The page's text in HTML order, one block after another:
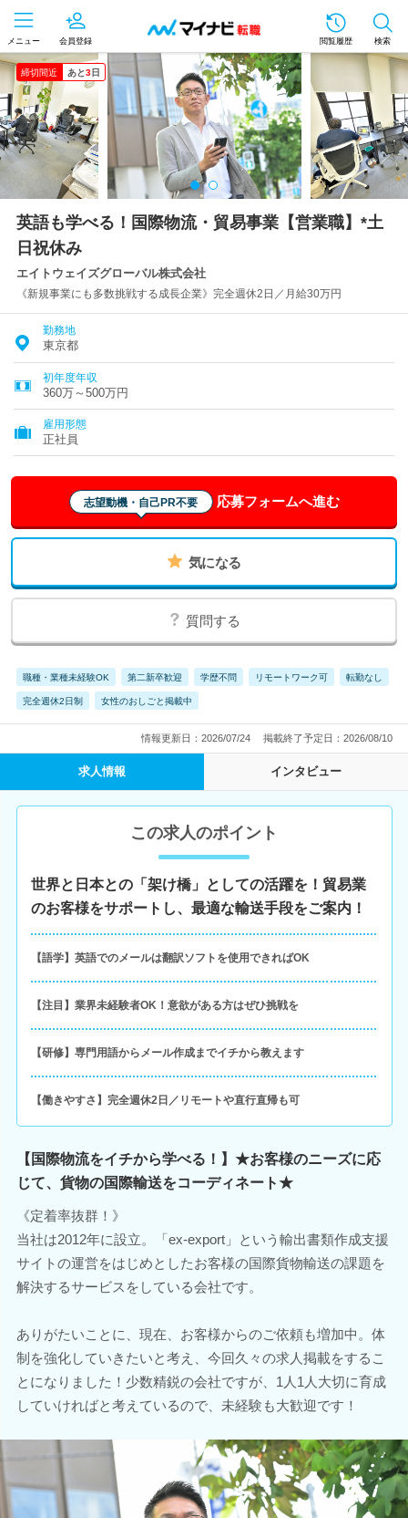
メニュー 会員登録 閲覧履歴 検索
締切間近 あと3日
英語も学べる！国際物流・貿易事業【営業職】*土
日祝休み
エイトウェイズグローバル株式会社
《新規事業にも多数挑戦する成長企業》完全週休2日／月給30万円
勤務地
東京都
初年度年収
360万～500万円
雇用形態
正社員
志望動機・自己PR不要 応募フォームへ進む
気になる
質問する
職種・業種未経験OK 第二新卒歓迎 学歴不問 リモートワーク可 転勤なし
完全週休2日制 女性のおしごと掲載中
情報更新日：2026/07/24 掲載終了予定日：2026/08/10
求人情報 インタビュー
この求人のポイント
世界と日本との「架け橋」としての活躍を！貿易業
のお客様をサポートし、最適な輸送手段をご案内！
【語学】英語でのメールは翻訳ソフトを使用できればOK
【注目】業界未経験者OK！意欲がある方はぜひ挑戦を
【研修】専門用語からメール作成までイチから教えます
【働きやすさ】完全週休2日／リモートや直行直帰も可
【国際物流をイチから学べる！】★お客様のニーズに応
じて、貨物の国際輸送をコーディネート★
《定着率抜群！》
当社は2012年に設立。「ex-export」という輸出書類作成支援
サイトの運営をはじめとしたお客様の国際貨物輸送の課題を
解決するサービスをしている会社です。
ありがたいことに、現在、お客様からのご依頼も増加中。体
制を強化していきたいと考え、今回久々の求人掲載をするこ
とになりました！少数精鋭の会社ですが、1人1人大切に育成
していければと考えているので、未経験も大歓迎です！